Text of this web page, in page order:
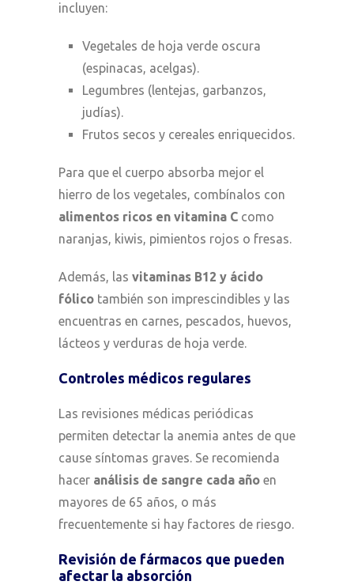
incluyen:
Vegetales de hoja verde oscura
(espinacas, acelgas).
Legumbres (lentejas, garbanzos,
judías).
Frutos secos y cereales enriquecidos.
Para que el cuerpo absorba mejor el
hierro de los vegetales, combínalos con
alimentos ricos en vitamina C como
naranjas, kiwis, pimientos rojos o fresas.
Además, las vitaminas B12 y ácido
fólico también son imprescindibles y las
encuentras en carnes, pescados, huevos,
lácteos y verduras de hoja verde.
Controles médicos regulares
Las revisiones médicas periódicas
permiten detectar la anemia antes de que
cause síntomas graves. Se recomienda
hacer análisis de sangre cada año en
mayores de 65 años, o más
frecuentemente si hay factores de riesgo.
Revisión de fármacos que pueden
afectar la absorción